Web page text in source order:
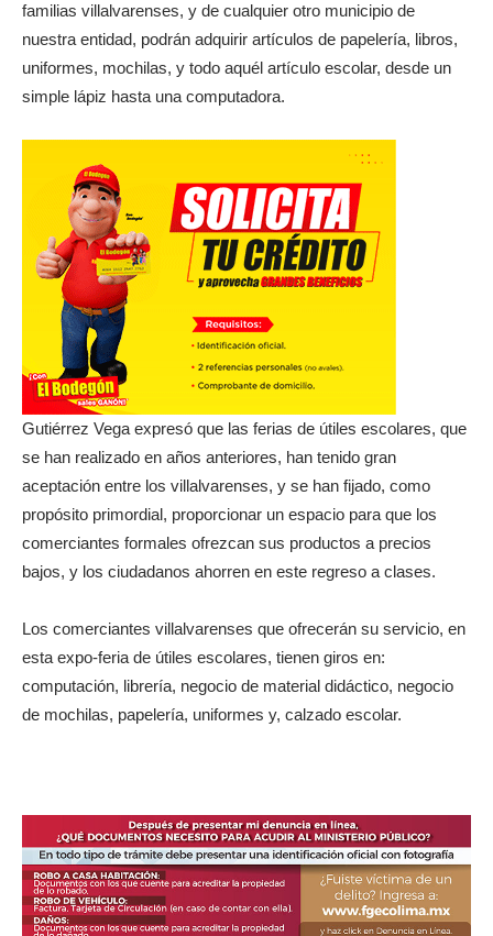
familias villalvarenses, y de cualquier otro municipio de
nuestra entidad, podrán adquirir artículos de papelería, libros,
uniformes, mochilas, y todo aquél artículo escolar, desde un
simple lápiz hasta una computadora.
Gutiérrez Vega expresó que las ferias de útiles escolares, que
se han realizado en años anteriores, han tenido gran
aceptación entre los villalvarenses, y se han fijado, como
propósito primordial, proporcionar un espacio para que los
comerciantes formales ofrezcan sus productos a precios
bajos, y los ciudadanos ahorren en este regreso a clases.
Los comerciantes villalvarenses que ofrecerán su servicio, en
esta expo-feria de útiles escolares, tienen giros en:
computación, librería, negocio de material didáctico, negocio
de mochilas, papelería, uniformes y, calzado escolar.